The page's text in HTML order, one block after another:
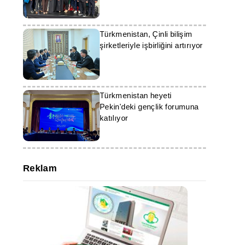
Forumu'na katıldı
Türkmenistan, Çinli bilişim
şirketleriyle işbirliğini artırıyor
Türkmenistan heyeti
Pekin'deki gençlik forumuna
katılıyor
Reklam